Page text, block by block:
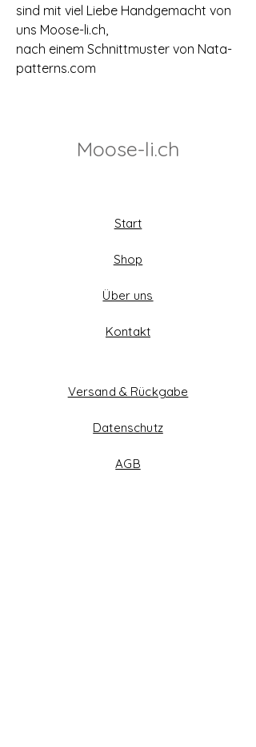
sind mit viel Liebe Handgemacht von
uns Moose-li.ch,
nach einem Schnittmuster von Nata-
patterns.com
Moose-li.ch
Start
Shop
Über uns
Kontakt
Versand & Rückgabe
Datenschutz
AGB